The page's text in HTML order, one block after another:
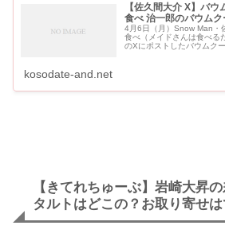
【佐久間大介 X】バ
食べ 治一郎のバウム
4月6日（月）Snow Man・
食べ（メイドさんは食べ
のXにポストしたバウムク
kosodate-and.net
【きてれちゅーぶ】岩崎大昇
タルトはどこの？お取り寄せは